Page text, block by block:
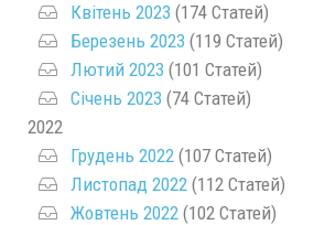
Квітень 2023 (174 Статей)
Березень 2023 (119 Статей)
Лютий 2023 (101 Статей)
Січень 2023 (74 Статей)
2022
Грудень 2022 (107 Статей)
Листопад 2022 (112 Статей)
Жовтень 2022 (102 Статей)